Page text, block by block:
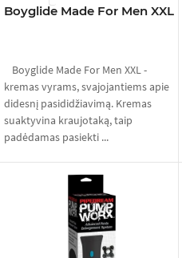
Boyglide Made For Men XXL
Boyglide Made For Men XXL -
kremas vyrams, svajojantiems apie
didesnį pasididžiavimą. Kremas
suaktyvina kraujotaką, taip
padėdamas pasiekti ...